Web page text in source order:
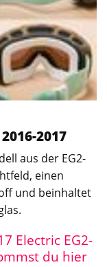
2016-2017
aus der EG2-
einen
und beinhaltet
Electric EG2-
du hier